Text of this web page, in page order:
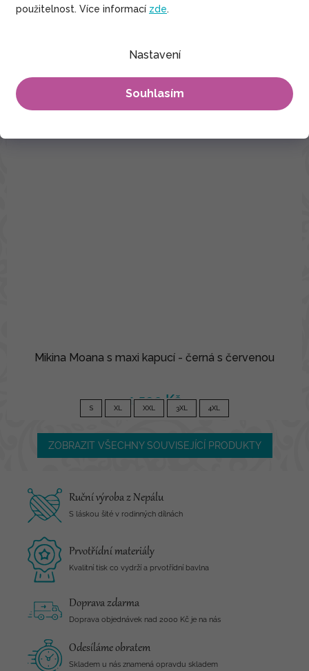
použitelnost. Více informací zde.
Nastavení
Souhlasím
Mikina Moana s maxi kapucí - černá s červenou
1 590 Kč
S XL XXL 3XL 4XL
ZOBRAZIT VŠECHNY SOUVISEJÍCÍ PRODUKTY
Ruční výroba z Nepálu
S láskou šité v rodinných dílnách
Prvotřídní materiály
Kvalitní tisk co vydrží a prvotřídní bavlna
Doprava zdarma
Doprava objednávek nad 2000 Kč je na nás
Odesíláme obratem
Skladem u nás znamená opravdu skladem